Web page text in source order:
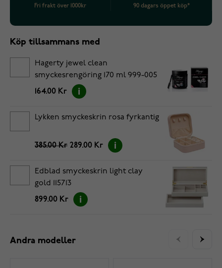
Fri frakt över 1000kr 90 dagars öppet köp*
Köp tillsammans med
Hagerty jewel clean
smyckesrengöring 170 ml 999-005
164.00 Kr
Lykken smyckeskrin rosa fyrkantig
385.00 Kr 289.00 Kr
Edblad smyckeskrin light clay
gold 115713
899.00 Kr
Andra modeller